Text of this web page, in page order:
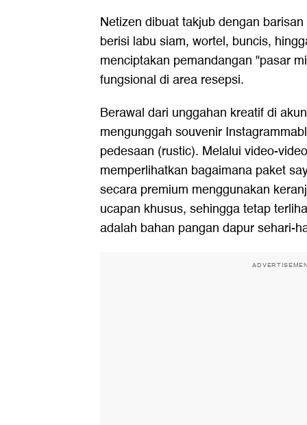
Netizen dibuat takjub dengan
berisi labu siam, wortel, buncis,
menciptakan pemandangan "pasar
fungsional di area resepsi.
Berawal dari unggahan kreatif di
mengunggah souvenir
pedesaan (rustic). Melalui video-
memperlihatkan bagaimana paket
secara premium menggunakan
ucapan khusus, sehingga tetap
adalah bahan pangan dapur sehari-